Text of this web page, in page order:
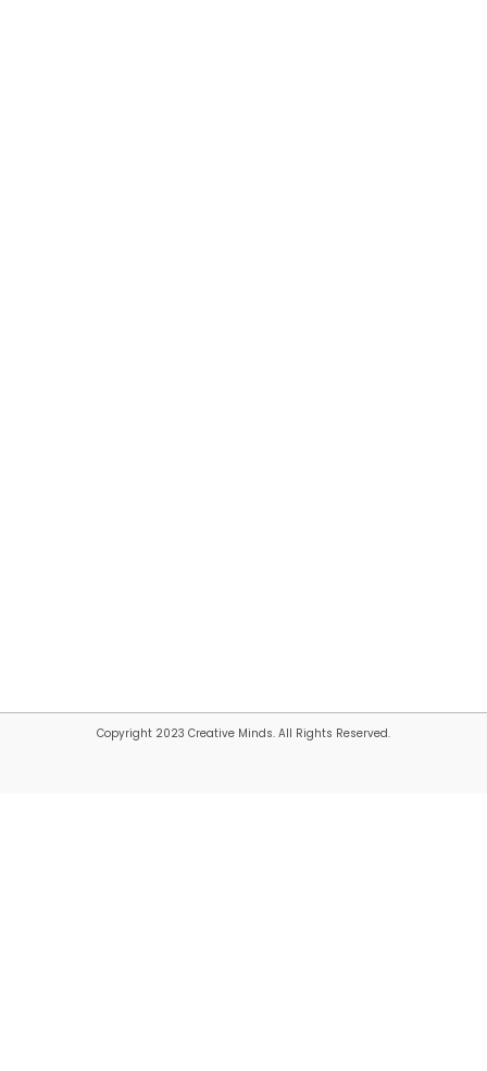
Copyright 2023 Creative Minds. All Rights Reserved.